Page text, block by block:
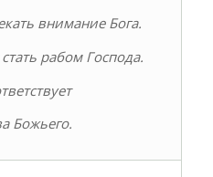
внимание Бога.
рабом Господа.
Божьего.